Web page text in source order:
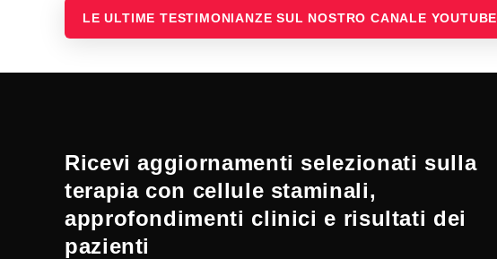
LE ULTIME TESTIMONIANZE SUL NOSTRO CANALE YOUTUBE
Ricevi aggiornamenti selezionati sulla
terapia con cellule staminali,
approfondimenti clinici e risultati dei
pazienti